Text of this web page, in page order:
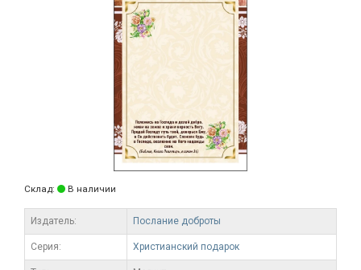
Склад: В наличии
Издатель: Послание доброты
Серия: Христианский подарок